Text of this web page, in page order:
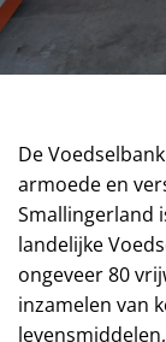
De
armoede en
Smallingerland
landelijke
ongeveer 80
inzamelen van